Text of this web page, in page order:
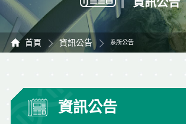
首頁 資訊公告 系所公告
資訊公告